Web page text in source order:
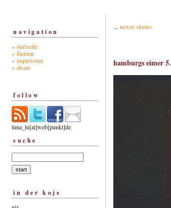
navigation
» startseite
» themen
» impressum
» about
follow
luna_lu[at]web[punkt]de
suche
in der koje
... newer stories
hamburgs eimer 5.